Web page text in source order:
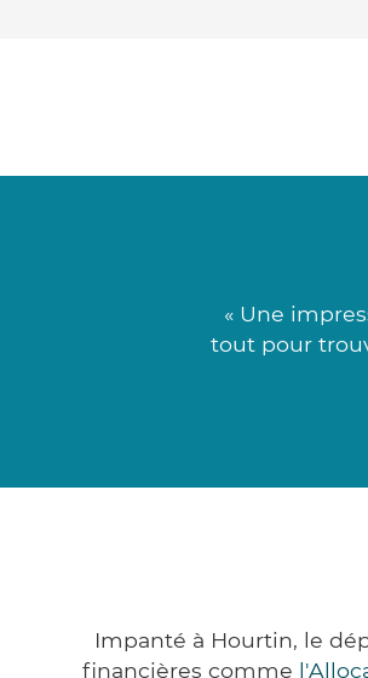
« Une
tout pour
Impanté à Hourtin, le
financières comme